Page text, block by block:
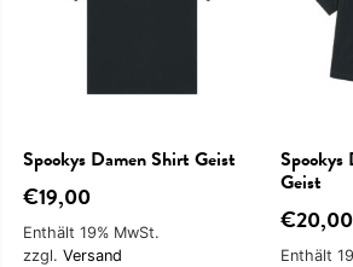
Spookys Damen Shirt Geist
€19,00
Enthält 19% MwSt.
zzgl. Versand
Geist
€20,00
Enthält